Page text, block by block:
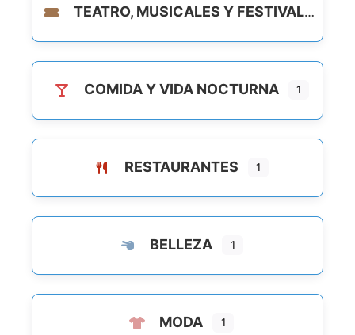
TEATRO, MUSICALES Y FESTIVALES
COMIDA Y VIDA NOCTURNA 1
RESTAURANTES 1
BELLEZA 1
MODA 1